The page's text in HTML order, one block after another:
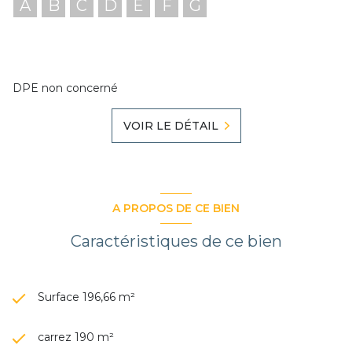
A B C D E F G
DPE non concerné
VOIR LE DÉTAIL
A PROPOS DE CE BIEN
Caractéristiques de ce bien
Surface 196,66 m²
carrez 190 m²